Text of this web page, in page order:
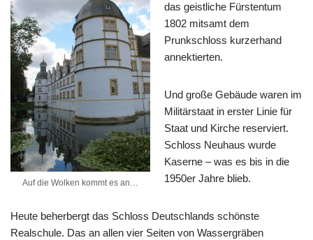
Auf die Wolken kommt es an…
das geistliche Fürstentum
1802 mitsamt dem
Prunkschloss kurzerhand
annektierten.
Und große Gebäude waren im
Militärstaat in erster Linie für
Staat und Kirche reserviert.
Schloss Neuhaus wurde
Kaserne – was es bis in die
1950er Jahre blieb.
Heute beherbergt das Schloss Deutschlands schönste
Realschule. Das an allen vier Seiten von Wassergräben